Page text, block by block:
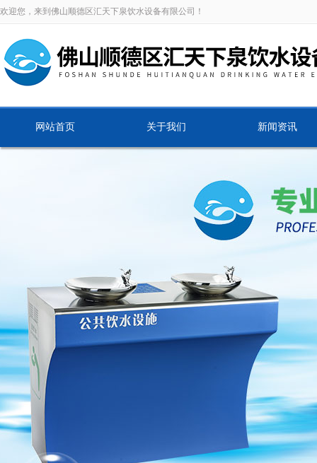
欢迎您，来到佛山顺德区汇天下泉饮水设备有限公司！
网站首页 关于我们 新闻资讯